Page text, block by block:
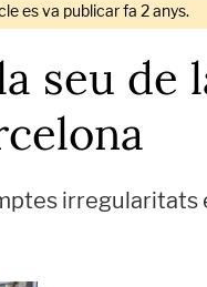
es va publicar fa 2 anys.
seu de
irregularitats